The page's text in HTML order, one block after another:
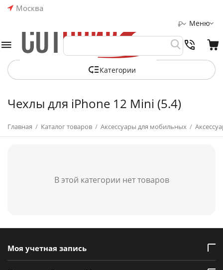
Москва
Меню
₽
Категории
Чехлы для iPhone 12 Mini (5.4)
Главная / Каталог товаров / Аксессуары для мобильных /
В этой категории нет товаров
Моя учетная запись